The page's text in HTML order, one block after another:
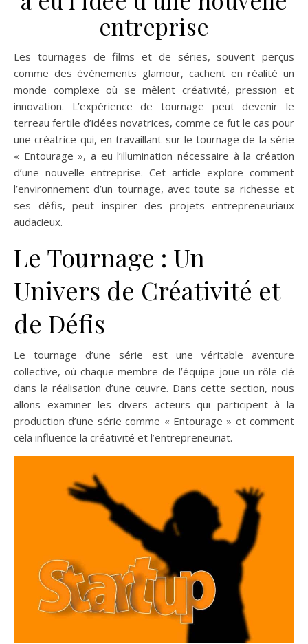
entreprise
Les tournages de films et de séries, souvent perçus
comme des événements glamour, cachent en réalité un
monde complexe où se mêlent créativité, pression et
innovation. L’expérience de tournage peut devenir le
terreau fertile d’idées novatrices, comme ce fut le cas pour
une créatrice qui, en travaillant sur le tournage de la série
« Entourage », a eu l’illumination nécessaire à la création
d’une nouvelle entreprise. Cet article explore comment
l’environnement d’un tournage, avec toute sa richesse et
ses défis, peut inspirer des projets entrepreneuriaux
audacieux.
Le Tournage : Un
Univers de Créativité et
de Défis
Le tournage d’une série est une véritable aventure
collective, où chaque membre de l’équipe joue un rôle clé
dans la réalisation d’une œuvre. Dans cette section, nous
allons examiner les divers acteurs qui participent à la
production d’une série comme « Entourage » et comment
cela influence la créativité et l’entrepreneuriat.